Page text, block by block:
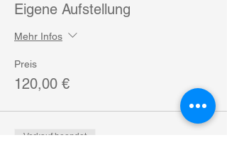
Eigene Aufstellung
Mehr Infos
Preis
120,00 €
Verkauf beendet